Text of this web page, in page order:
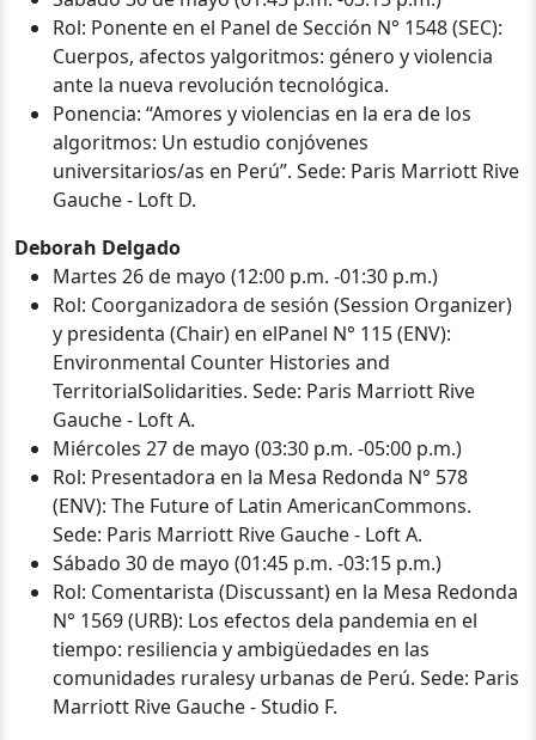
Rol: Ponente en el Panel de Sección N° 1548 (SEC):
Cuerpos, afectos yalgoritmos: género y violencia
ante la nueva revolución tecnológica.
Ponencia: “Amores y violencias en la era de los
algoritmos: Un estudio conjóvenes
universitarios/as en Perú”. Sede: Paris Marriott Rive
Gauche - Loft D.
Deborah Delgado
Martes 26 de mayo (12:00 p.m. -01:30 p.m.)
Rol: Coorganizadora de sesión (Session Organizer)
y presidenta (Chair) en elPanel N° 115 (ENV):
Environmental Counter Histories and
TerritorialSolidarities. Sede: Paris Marriott Rive
Gauche - Loft A.
Miércoles 27 de mayo (03:30 p.m. -05:00 p.m.)
Rol: Presentadora en la Mesa Redonda N° 578
(ENV): The Future of Latin AmericanCommons.
Sede: Paris Marriott Rive Gauche - Loft A.
Sábado 30 de mayo (01:45 p.m. -03:15 p.m.)
Rol: Comentarista (Discussant) en la Mesa Redonda
N° 1569 (URB): Los efectos dela pandemia en el
tiempo: resiliencia y ambigüedades en las
comunidades ruralesy urbanas de Perú. Sede: Paris
Marriott Rive Gauche - Studio F.